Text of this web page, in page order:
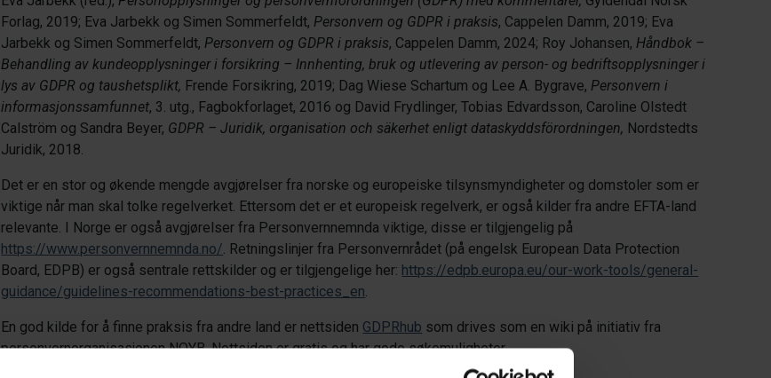
Forlag, 2019; Eva Jarbekk og Simen Sommerfeldt,Personvern og GDPR i praksis, Cappelen Damm, 2019; Eva
Jarbekk og Simen Sommerfeldt,Personvern og GDPR i praksis, Cappelen Damm, 2024; Roy Johansen,Håndbok –
Behandling av kundeopplysninger i forsikring – Innhenting, bruk og utlevering av person- og bedriftsopplysninger i
lys av GDPR og taushetsplikt, Frende Forsikring, 2019; Dag Wiese Schartum og Lee A. Bygrave,Personvern i
informasjonssamfunnet, 3. utg., Fagbokforlaget, 2016 og David Frydlinger, Tobias Edvardsson, Caroline Olstedt
Calström og Sandra Beyer, GDPR – Juridik, organisation och säkerhet enligt dataskyddsförordningen, Nordstedts
Juridik, 2018.
Det er en stor og økende mengde avgjørelser fra norske og europeiske tilsynsmyndigheter og domstoler som er
viktige når man skal tolke regelverket. Ettersom det er et europeisk regelverk, er også kilder fra andre EFTA-land
relevante. I Norge er også avgjørelser fra Personvernnemnda viktige, disse er tilgjengelig på
https://www.personvernnemnda.no/. Retningslinjer fra Personvernrådet (på engelsk European Data Protection
Board, EDPB) er også sentrale rettskilder og er tilgjengelige her: https://edpb.europa.eu/our-work-tools/general-
guidance/guidelines-recommendations-best-practices_en.
En god kilde for å finne praksis fra andre land er nettsiden GDPRhub som drives som en wiki på initiativ fra
personvernorganisasjonen NOYB. Nettsiden er gratis og har gode søkemuligheter.